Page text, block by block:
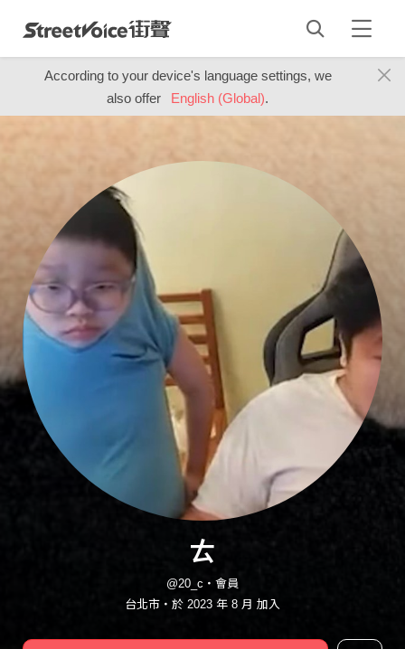
According to your device's language settings, we
also offer
English (Global).
ㄊ
@20_c・會員
台北市・於 2023 年 8 月 加入